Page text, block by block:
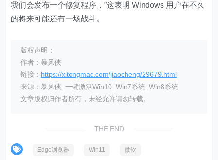
我们会发布一个修复程序，”这表明 Windows 用户在不久
的将来可能还有一场战斗。
版权声明：
作者：暴风侠
链接： https://xitongmac.com/jiaocheng/29679.html
来源：暴风侠_一键激活Win10_Win7系统_Win8系统
文章版权归作者所有，未经允许请勿转载。
THE END
Edge浏览器 Win11 微软